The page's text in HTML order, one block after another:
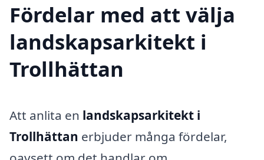
Fördelar med att välja
landskapsarkitekt i
Trollhättan
Att anlita en landskapsarkitekt i
Trollhättan erbjuder många fördelar,